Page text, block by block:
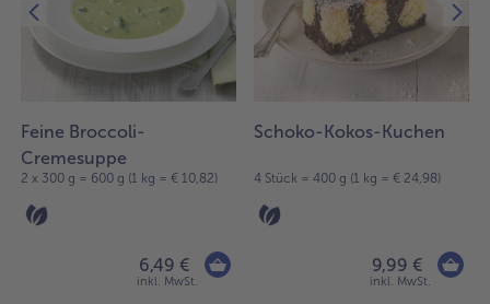
Feine Broccoli-
Cremesuppe
2 x 300 g = 600 g (1 kg = € 10,82)
6,49 €
inkl. MwSt.
Schoko-Kokos-Kuchen
4 Stück = 400 g (1 kg = € 24,98)
9,99 €
inkl. MwSt.